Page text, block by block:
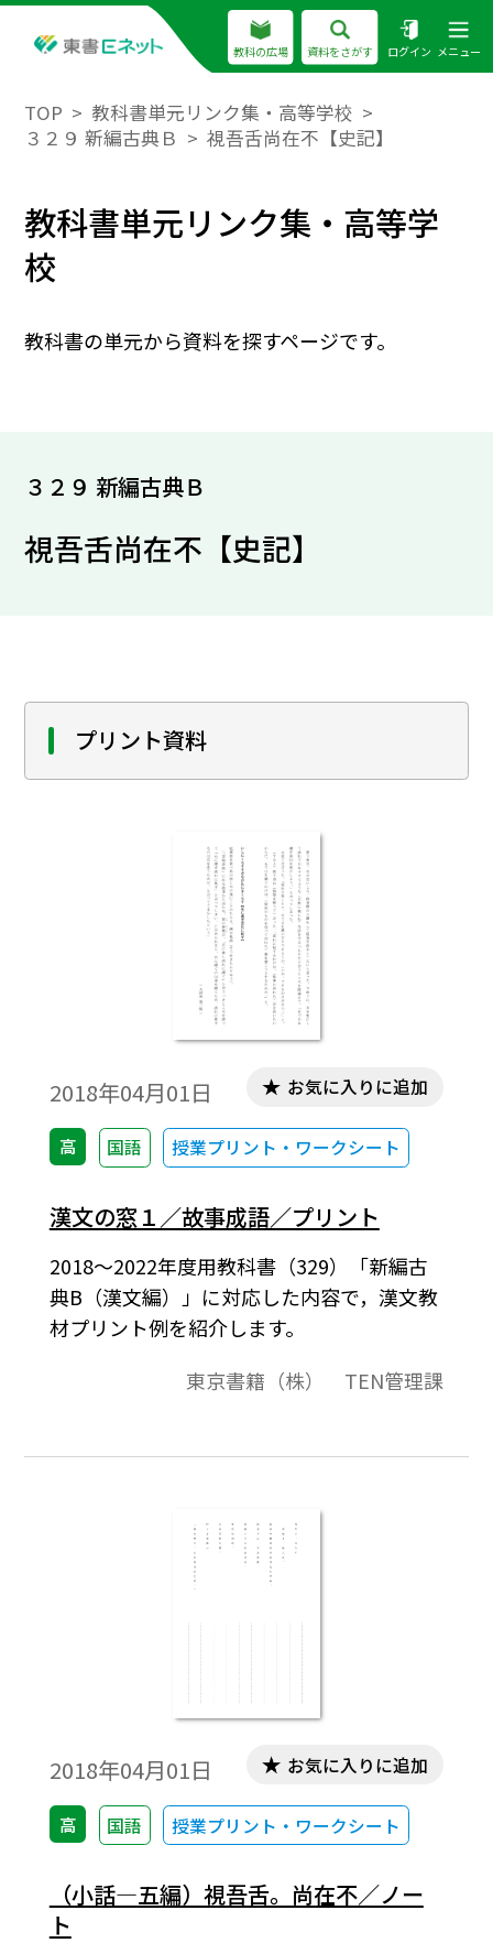
教科の広場 資料をさがす ログイン メニュー
TOP
教科書単元リンク集・高等学校
３２９ 新編古典Ｂ
視吾舌尚在不【史記】
教科書単元リンク集・高等学
校
教科書の単元から資料を探すページです。
３２９ 新編古典Ｂ
視吾舌尚在不【史記】
プリント資料
2018年04月01日
高 国語 授業プリント・ワークシート
お気に入りに追加
漢文の窓１／故事成語／プリント
2018～2022年度用教科書（329）「新編古
典B（漢文編）」に対応した内容で，漢文教
材プリント例を紹介します。
東京書籍（株） TEN管理課
2018年04月01日
高 国語 授業プリント・ワークシート
お気に入りに追加
（小話―五編）視吾舌。尚在不／ノー
ト